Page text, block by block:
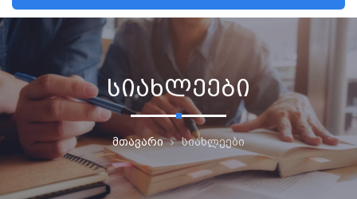
სიახლეები
მთავარი სიახლეები